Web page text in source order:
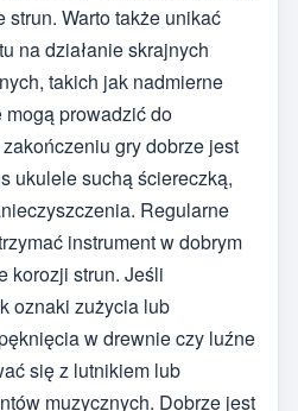
strun. Warto także unikać
na działanie skrajnych
takich jak nadmierne
mogą prowadzić do
gry dobrze jest
ukulele suchą ściereczką,
Regularne
instrument w dobrym
korozji strun. Jeśli
oznaki zużycia lub
w drewnie czy luźne
się z lutnikiem lub
muzycznych. Dobrze jest